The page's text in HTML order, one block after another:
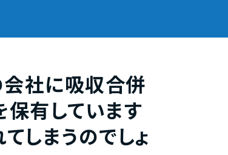
社に吸収合併
有しています
しまうのでしょ